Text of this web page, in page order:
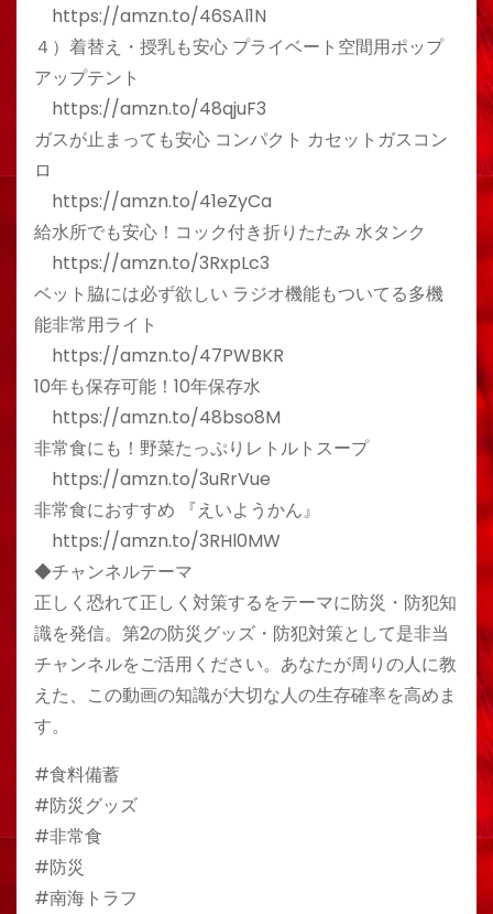
https://amzn.to/46SAl1N
４）着替え・授乳も安心 プライベート空間用ポップ
アップテント
https://amzn.to/48qjuF3
ガスが止まっても安心 コンパクト カセットガスコン
ロ
https://amzn.to/41eZyCa
給水所でも安心！コック付き折りたたみ 水タンク
https://amzn.to/3RxpLc3
ベット脇には必ず欲しい ラジオ機能もついてる多機
能非常用ライト
https://amzn.to/47PWBKR
10年も保存可能！10年保存水
https://amzn.to/48bso8M
非常食にも！野菜たっぷりレトルトスープ
https://amzn.to/3uRrVue
非常食におすすめ 『えいようかん』
https://amzn.to/3RHl0MW
◆チャンネルテーマ
正しく恐れて正しく対策するをテーマに防災・防犯知
識を発信。第2の防災グッズ・防犯対策として是非当
チャンネルをご活用ください。あなたが周りの人に教
えた、この動画の知識が大切な人の生存確率を高めま
す。
#食料備蓄
#防災グッズ
#非常食
#防災
#南海トラフ